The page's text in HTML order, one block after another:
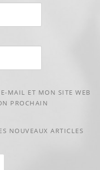
MAIL ET MON SITE WEB
PROCHAIN
NOUVEAUX ARTICLES